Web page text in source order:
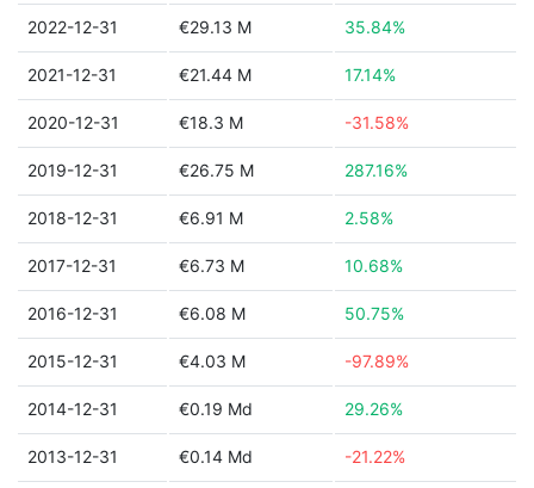
2022-12-31 €29.13 M 35.84%
2021-12-31 €21.44 M 17.14%
2020-12-31 €18.3 M -31.58%
2019-12-31 €26.75 M 287.16%
2018-12-31 €6.91 M 2.58%
2017-12-31 €6.73 M 10.68%
2016-12-31 €6.08 M 50.75%
2015-12-31 €4.03 M -97.89%
2014-12-31 €0.19 Md 29.26%
2013-12-31 €0.14 Md -21.22%